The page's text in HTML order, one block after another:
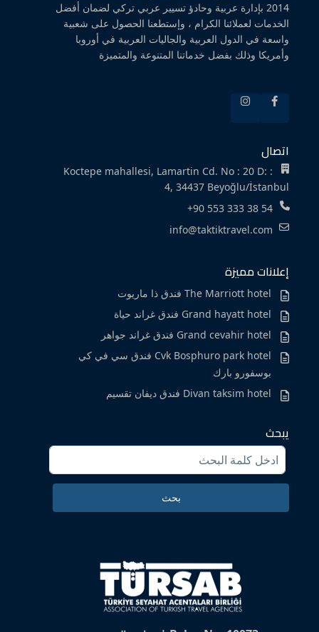
2014 بإدارة عربية وحادؤ تسيير عربي تركي لضمان أفضل
الخدمات لعملائنا الكرام ، وإستطعنا الحصول على شعبية
واسعة في الدول العربية والجاليات العربية في أوروبا
وأمريكا وذلك بفضل خدماتنا المتنوعة والمتميزة
اتصال
Koctepe mahallesi, Lamartin Cd. No : 20 D: :
4, 34437 Beyoğlu/İstanbul
+90 553 333 38 54
info@taktiktravel.com
إعلانات مميزة
The Marriott hotel فندق ذا ماريوت
Grand hayatt hotel فندق غراند حياة
Grand cevahir hotel فندق غراند جواهر
Cvk Bosphuro park hotel فندق سي في كي
بوسفورو بارك
Divan taksim hotel فندق ديفان تقسيم
يبحث
Search
بحث